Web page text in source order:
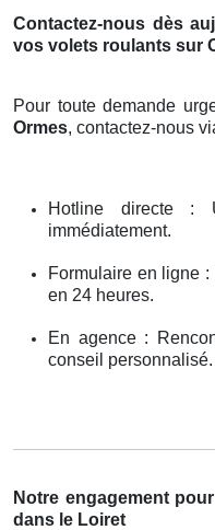
Contactez-nous dès
vos volets roulants sur
Pour toute demande
Ormes, contactez-nous
Hotline directe :
immédiatement.
Formulaire en ligne
en 24 heures.
En agence :
conseil personnalisé.
Notre engagement
dans le Loiret